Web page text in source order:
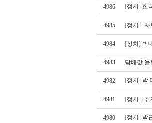
4986 [정치] 한
4985 [정치] ‘
4984 [정치] 박
4983 담배값
4982 [정치] 박
4981 [정치] [취
4980 [정치] 박